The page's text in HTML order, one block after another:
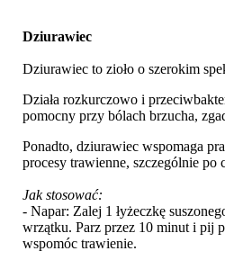
Dziurawiec
Dziurawiec to zioło o szerokim
Działa rozkurczowo i
pomocny przy bólach brzucha,
Ponadto, dziurawiec wspomaga
procesy trawienne, szczególnie po
Jak stosować:
- Napar: Zalej 1 łyżeczkę
wrzątku. Parz przez 10 minut i pij
wspomóc trawienie.